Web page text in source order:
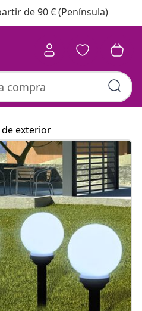
de 90 € (Península)
Colección de
exterior